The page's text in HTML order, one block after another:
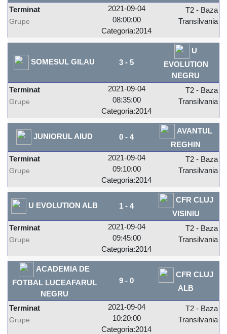
Terminat
Grupe
2021-09-04
08:00:00
Categoria:2014
T2 - Baza
Transilvania
SOMESUL GILAU 3 - 5
U
EVOLUTION
NEGRU
Terminat
Grupe
2021-09-04
08:35:00
Categoria:2014
T2 - Baza
Transilvania
JUNIORUL AIUD 0 - 4
AVANTUL
REGHIN
Terminat
Grupe
2021-09-04
09:10:00
Categoria:2014
T2 - Baza
Transilvania
U EVOLUTION ALB 1 - 4
CFR CLUJ
VISINIU
Terminat
Grupe
2021-09-04
09:45:00
Categoria:2014
T2 - Baza
Transilvania
ACADEMIA DE
FOTBAL LUCEAFARUL
NEGRU
9 - 0
CFR CLUJ
ALB
Terminat
Grupe
2021-09-04
10:20:00
Categoria:2014
T2 - Baza
Transilvania